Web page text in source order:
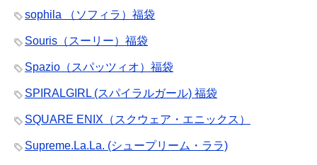
sophila （ソフィラ）福袋
Souris（スーリー）福袋
Spazio（スパッツィオ）福袋
SPIRALGIRL (スパイラルガール) 福袋
SQUARE ENIX（スクウェア・エニックス）
Supreme.La.La. (シュープリーム・ララ)